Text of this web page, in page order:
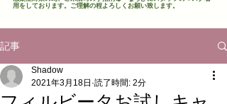
用をしております。ご理解の程よろしくお願い致します。​
記事
Shadow
2021年3月18日 読了時間: 2分